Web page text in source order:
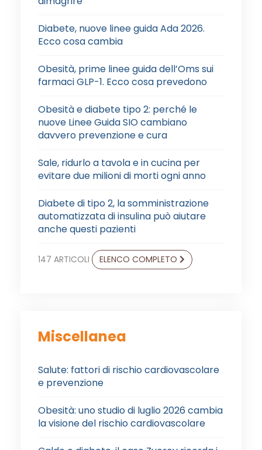
Diabete, nuove linee guida Ada 2026.
Ecco cosa cambia
Obesità, prime linee guida dell’Oms sui
farmaci GLP-1. Ecco cosa prevedono
Obesità e diabete tipo 2: perché le
nuove Linee Guida SIO cambiano
davvero prevenzione e cura
Sale, ridurlo a tavola e in cucina per
evitare due milioni di morti ogni anno
Diabete di tipo 2, la somministrazione
automatizzata di insulina può aiutare
anche questi pazienti
147 ARTICOLI ELENCO COMPLETO
Miscellanea
Salute: fattori di rischio cardiovascolare
e prevenzione
Obesità: uno studio di luglio 2026 cambia
la visione del rischio cardiovascolare